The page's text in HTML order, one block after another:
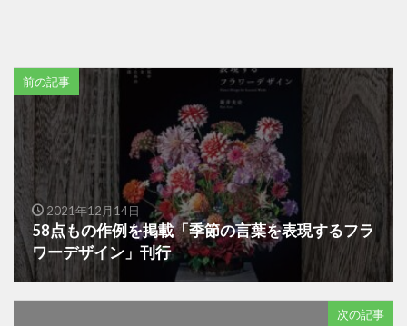
前の記事
2021年12月14日
58点もの作例を掲載「季節の言葉を表現するフラ
ワーデザイン」刊行
次の記事